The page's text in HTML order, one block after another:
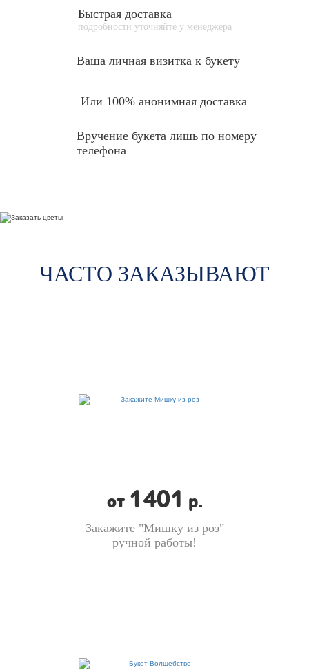
Быстрая доставка
подробности уточняйте у менеджера
Ваша личная визитка к букету
Или 100% анонимная доставка
Вручение букета лишь по номеру
телефона
ЧАСТО ЗАКАЗЫВАЮТ
от 1401 р.
Закажите "Мишку из роз"
ручной работы!